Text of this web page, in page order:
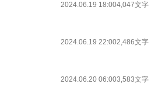
2024.06.19 18:004,047文字
2024.06.19 22:002,486文字
2024.06.20 06:003,583文字